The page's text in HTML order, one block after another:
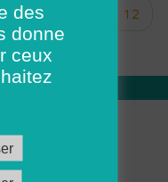
10
12
17
des
donne
ceux